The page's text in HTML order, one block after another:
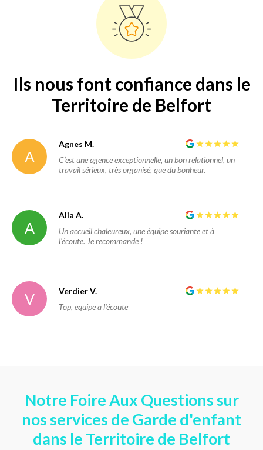
Ils nous font confiance dans le
Territoire de Belfort
A
Agnes M.
C’est une agence exceptionnelle, un bon relationnel, un
travail sérieux, très organisé, que du bonheur.
A
Alia A.
Un accueil chaleureux, une équipe souriante et à
l'écoute. Je recommande !
V
Verdier V.
Top, equipe a l'écoute
Notre Foire Aux Questions sur
nos services de Garde d'enfant
dans le Territoire de Belfort